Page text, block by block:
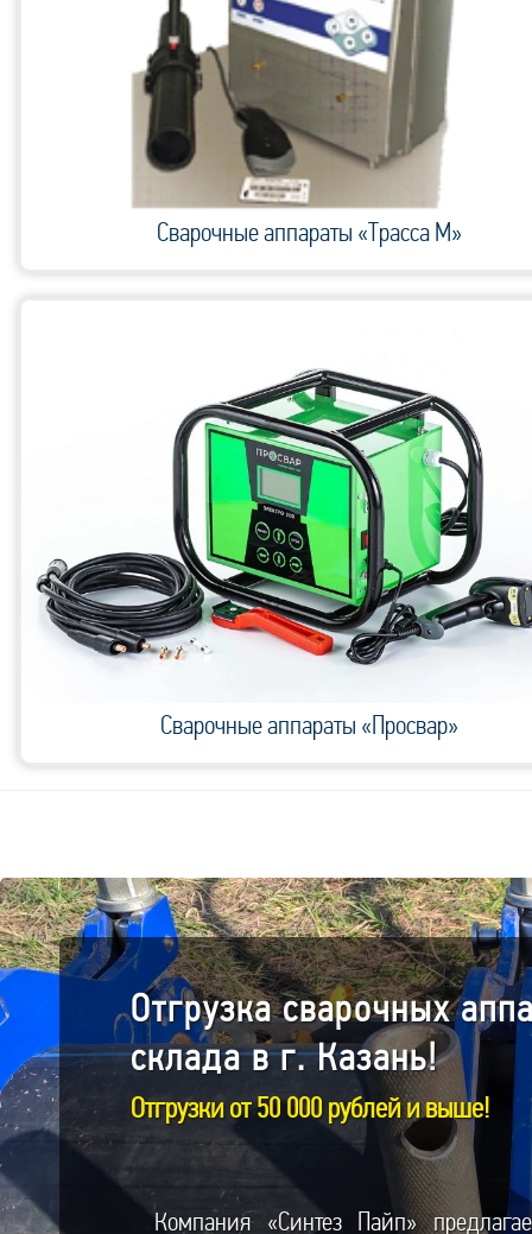
Сварочные аппараты «Трасса М»
Сварочные аппараты «Просвар»
Отгрузка cварочных
склада в г. Казань!
Отгрузки от 50 000 рублей и выше!
Компания «Синтез Пайп»